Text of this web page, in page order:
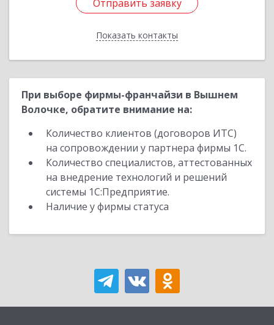
Отправить заявку
Показать контакты
Отправить заявку
Назад
При выборе фирмы-франчайзи в Вышнем
Волочке, обратите внимание на:
Количество клиентов (договоров ИТС)
на сопровождении у партнера фирмы 1С.
Количество специалистов, аттестованных
на внедрение технологий и решений
системы 1С:Предприятие.
Наличие у фирмы статуса